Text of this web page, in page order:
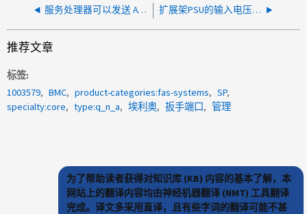
服务处理器可以发送 AutoSupport 吗？ 扩展架PSU的输入电压是否可以ONTAP显示？
推荐文章
标签
1003579
BMC product-categories:fas-systems
SP
specialty:core
type:q_n_a 埃利奥 扳手端口 管理
为了帮助读者获得对知识库 (KB) 内容的基本了解，本
网站上的翻译内容均由神经机器翻译 (NMT) 工具翻译
完成。译文多采用直译，且有些字词的翻译可能不甚